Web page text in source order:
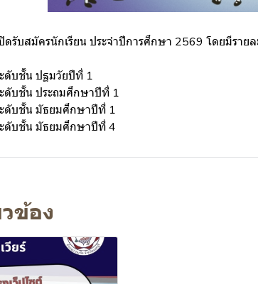
ดรับสมัครนักเรียน ประจำปีการศึกษา 2569 โดยมีราย
ดับชั้้น ปฐมวัยปีที่ 1
ดับชั้น ประถมศึกษาปีที่ 1
ดับชั้น มัธยมศึกษาปีที่ 1
ดับชั้น มัธยมศึกษาปีที่ 4
ข้อง